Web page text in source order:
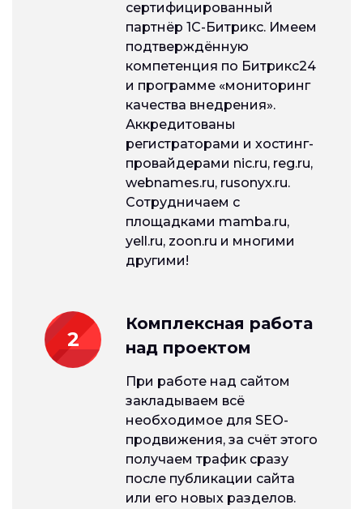
сертифицированный
партнёр 1С-Битрикс. Имеем
подтверждённую
компетенция по Битрикс24
и программе «мониторинг
качества внедрения».
Аккредитованы
регистраторами и хостинг-
провайдерами nic.ru, reg.ru,
webnames.ru, rusonyx.ru.
Сотрудничаем с
площадками mamba.ru,
yell.ru, zoon.ru и многими
другими!
2
Комплексная работа
над проектом
При работе над сайтом
закладываем всё
необходимое для SEO-
продвижения, за счёт этого
получаем трафик сразу
после публикации сайта
или его новых разделов.